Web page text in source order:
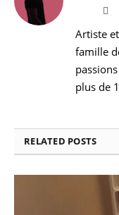
Website
Artiste
famille
plus de
RELATED POSTS